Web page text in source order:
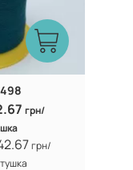
грн/
грн/